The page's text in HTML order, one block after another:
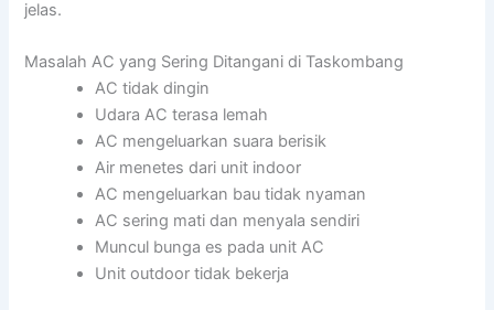
jelas.
Masalah AC yang Sering Ditangani di Taskombang
AC tidak dingin
Udara AC terasa lemah
AC mengeluarkan suara berisik
Air menetes dari unit indoor
AC mengeluarkan bau tidak nyaman
AC sering mati dan menyala sendiri
Muncul bunga es pada unit AC
Unit outdoor tidak bekerja